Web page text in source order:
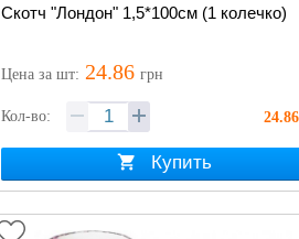
Скотч "Лондон" 1,5*100см (1 колечко)
Цена за шт: 24.86 грн
Кол-во: 24.86
Купить